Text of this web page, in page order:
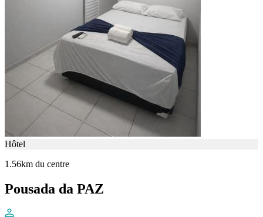
Hôtel
1.56km du centre
Pousada da PAZ